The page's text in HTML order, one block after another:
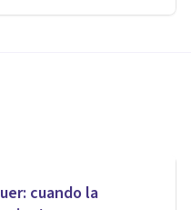
cuando la